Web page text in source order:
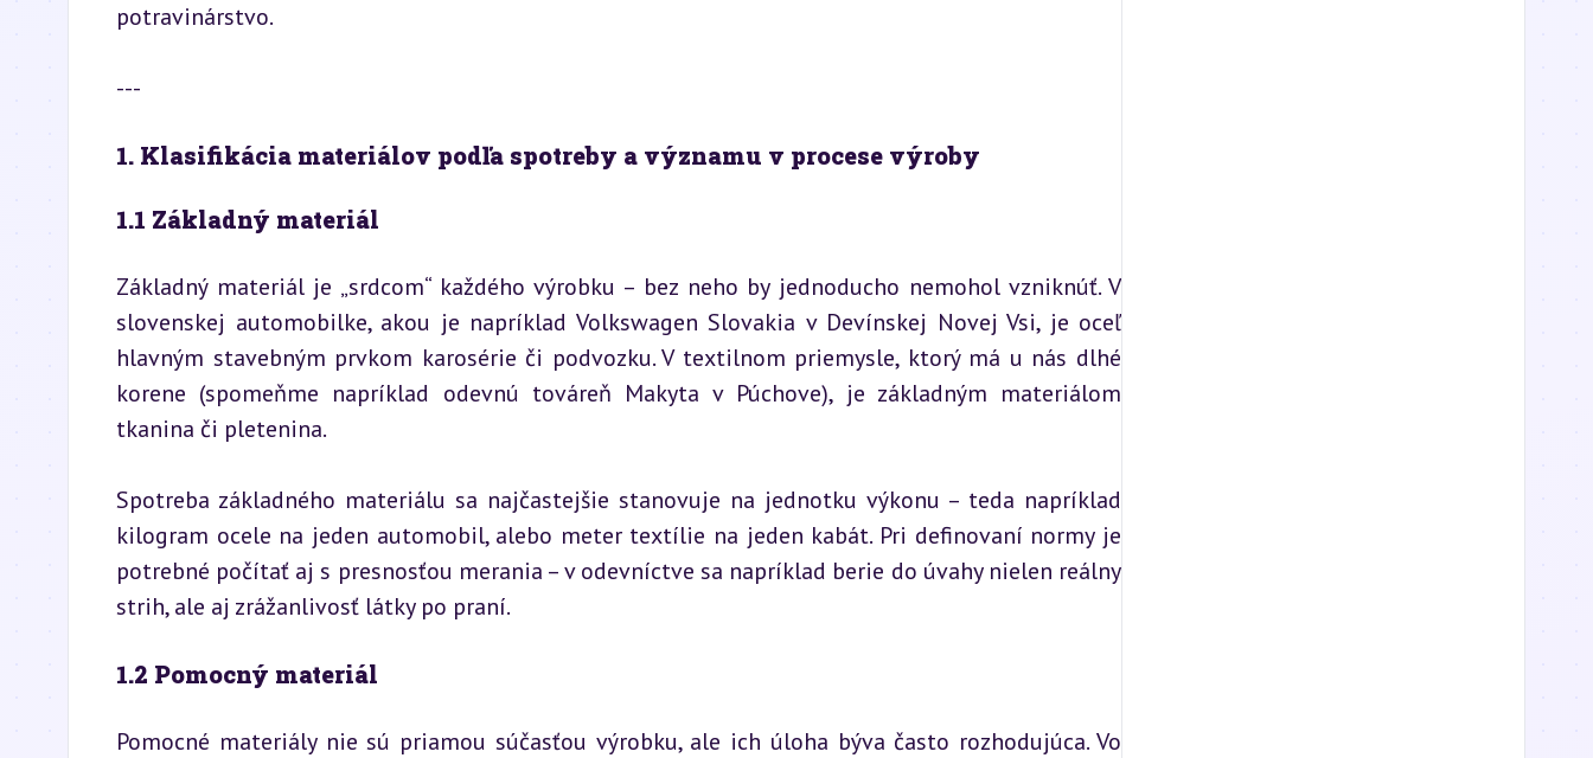
potravinárstvo.
---
1. Klasifikácia materiálov podľa spotreby a významu v procese výroby
1.1 Základný materiál
Základný materiál je „srdcom“ každého výrobku – bez neho by jednoducho nemohol vzniknúť. V
slovenskej automobilke, akou je napríklad Volkswagen Slovakia v Devínskej Novej Vsi, je oceľ
hlavným stavebným prvkom karosérie či podvozku. V textilnom priemysle, ktorý má u nás dlhé
korene (spomeňme napríklad odevnú továreň Makyta v Púchove), je základným materiálom
tkanina či pletenina.
Spotreba základného materiálu sa najčastejšie stanovuje na jednotku výkonu – teda napríklad
kilogram ocele na jeden automobil, alebo meter textílie na jeden kabát. Pri definovaní normy je
potrebné počítať aj s presnosťou merania – v odevníctve sa napríklad berie do úvahy nielen reálny
strih, ale aj zrážanlivosť látky po praní.
1.2 Pomocný materiál
Pomocné materiály nie sú priamou súčasťou výrobku, ale ich úloha býva často rozhodujúca. Vo